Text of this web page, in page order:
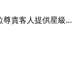
我們是熱心推廣保健養生的一群，為每位尊貴客人提供星級的服務